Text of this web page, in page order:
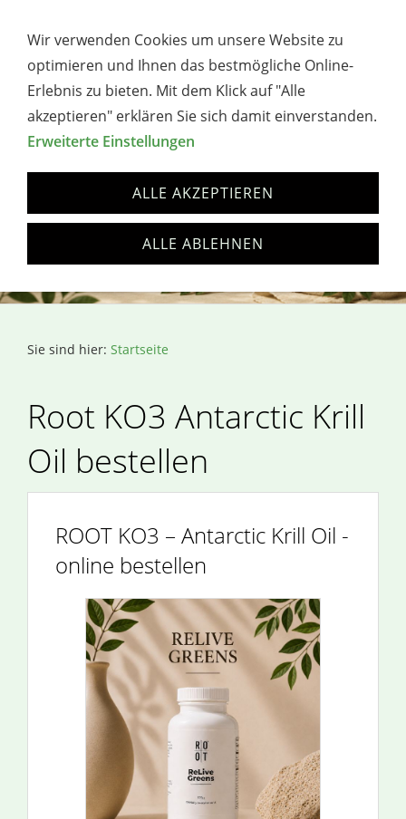
Sie sind hier: Startseite
Root KO3 Antarctic Krill
Oil bestellen
ROOT KO3 – Antarctic Krill Oil -
online bestellen
Wir verwenden Cookies um unsere Website zu
optimieren und Ihnen das bestmögliche Online-
Erlebnis zu bieten. Mit dem Klick auf "Alle
akzeptieren" erklären Sie sich damit einverstanden.
Erweiterte Einstellungen
ALLE AKZEPTIEREN
ALLE ABLEHNEN